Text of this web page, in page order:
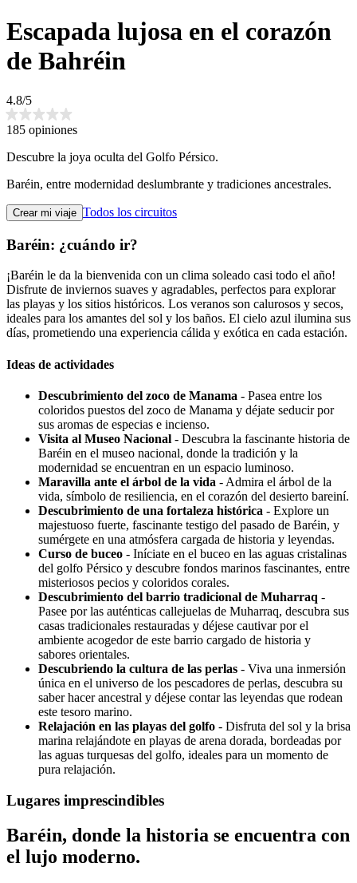
Escapada lujosa en el corazón
de Bahréin
4.8/5
185 opiniones
Descubre la joya oculta del Golfo Pérsico.
Baréin, entre modernidad deslumbrante y tradiciones ancestrales.
Crear mi viaje Todos los circuitos
Baréin: ¿cuándo ir?
¡Baréin le da la bienvenida con un clima soleado casi todo el año!
Disfrute de inviernos suaves y agradables, perfectos para explorar
las playas y los sitios históricos. Los veranos son calurosos y secos,
ideales para los amantes del sol y los baños. El cielo azul ilumina sus
días, prometiendo una experiencia cálida y exótica en cada estación.
Ideas de actividades
Descubrimiento del zoco de Manama - Pasea entre los
coloridos puestos del zoco de Manama y déjate seducir por
sus aromas de especias e incienso.
Visita al Museo Nacional - Descubra la fascinante historia de
Baréin en el museo nacional, donde la tradición y la
modernidad se encuentran en un espacio luminoso.
Maravilla ante el árbol de la vida - Admira el árbol de la
vida, símbolo de resiliencia, en el corazón del desierto bareiní.
Descubrimiento de una fortaleza histórica - Explore un
majestuoso fuerte, fascinante testigo del pasado de Baréin, y
sumérgete en una atmósfera cargada de historia y leyendas.
Curso de buceo - Iníciate en el buceo en las aguas cristalinas
del golfo Pérsico y descubre fondos marinos fascinantes, entre
misteriosos pecios y coloridos corales.
Descubrimiento del barrio tradicional de Muharraq -
Pasee por las auténticas callejuelas de Muharraq, descubra sus
casas tradicionales restauradas y déjese cautivar por el
ambiente acogedor de este barrio cargado de historia y
sabores orientales.
Descubriendo la cultura de las perlas - Viva una inmersión
única en el universo de los pescadores de perlas, descubra su
saber hacer ancestral y déjese contar las leyendas que rodean
este tesoro marino.
Relajación en las playas del golfo - Disfruta del sol y la brisa
marina relajándote en playas de arena dorada, bordeadas por
las aguas turquesas del golfo, ideales para un momento de
pura relajación.
Lugares imprescindibles
Baréin, donde la historia se encuentra con
el lujo moderno.